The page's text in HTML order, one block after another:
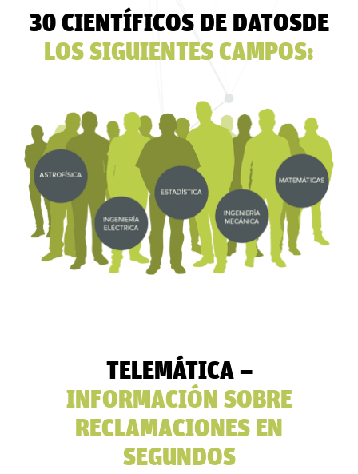
30 CIENTÍFICOS DE DATOSDE
LOS SIGUIENTES CAMPOS:
TELEMÁTICA –
INFORMACIÓN SOBRE
RECLAMACIONES EN
SEGUNDOS